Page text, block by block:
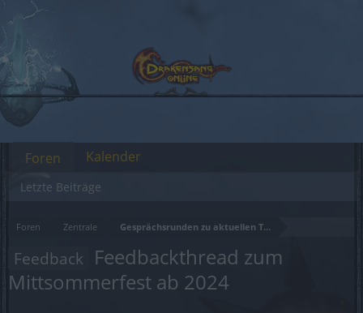
Foren Zentrale Gesprächsrunden zu aktuellen Themen
Feedback Feedbackthread zum
Mittsommerfest ab 2024
Foren
Letzte Beiträge
Kalender